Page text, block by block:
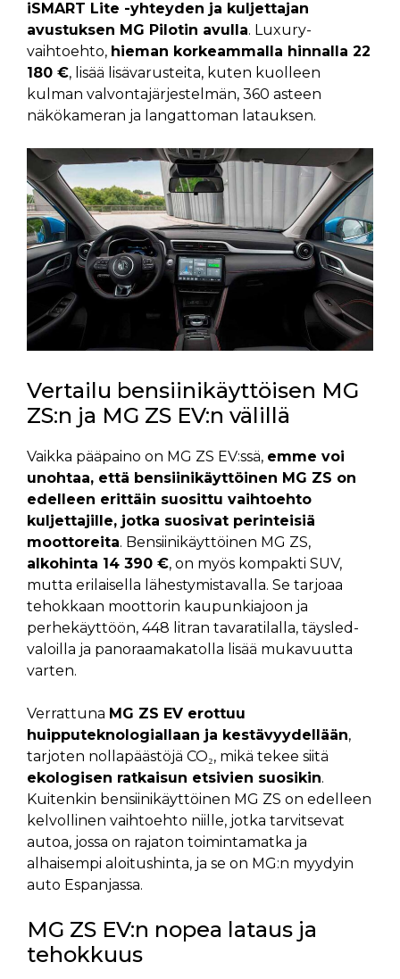
iSMART Lite -yhteyden ja kuljettajan
avustuksen MG Pilotin avulla. Luxury-
vaihtoehto, hieman korkeammalla hinnalla 22
180 €, lisää lisävarusteita, kuten kuolleen
kulman valvontajärjestelmän, 360 asteen
näkökameran ja langattoman latauksen.
Vertailu bensiinikäyttöisen MG
ZS:n ja MG ZS EV:n välillä
Vaikka pääpaino on MG ZS EV:ssä, emme voi
unohtaa, että bensiinikäyttöinen MG ZS on
edelleen erittäin suosittu vaihtoehto
kuljettajille, jotka suosivat perinteisiä
moottoreita. Bensiinikäyttöinen MG ZS,
alkohinta 14 390 €, on myös kompakti SUV,
mutta erilaisella lähestymistavalla. Se tarjoaa
tehokkaan moottorin kaupunkiajoon ja
perhekäyttöön, 448 litran tavaratilalla, täysled-
valoilla ja panoraamakatolla lisää mukavuutta
varten.
Verrattuna MG ZS EV erottuu
huipputeknologiallaan ja kestävyydellään,
tarjoten nollapäästöjä CO₂, mikä tekee siitä
ekologisen ratkaisun etsivien suosikin.
Kuitenkin bensiinikäyttöinen MG ZS on edelleen
kelvollinen vaihtoehto niille, jotka tarvitsevat
autoa, jossa on rajaton toimintamatka ja
alhaisempi aloitushinta, ja se on MG:n myydyin
auto Espanjassa.
MG ZS EV:n nopea lataus ja
tehokkuus